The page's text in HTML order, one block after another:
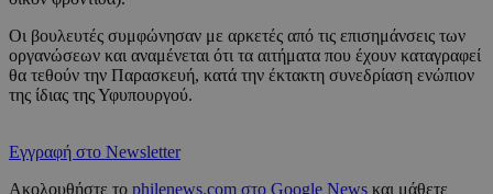
Οι βουλευτές συμφώνησαν με αρκετές από τις επισημάνσεις των
οργανώσεων και αναμένεται ότι τα αιτήματα που έχουν καταγραφεί
θα τεθούν την Παρασκευή, κατά την έκτακτη συνεδρίαση ενώπιον
της ίδιας της Υφυπουργού.
Εγγραφή στο Newsletter
Ακολουθήστε το philenews.com στο Google News και μάθετε